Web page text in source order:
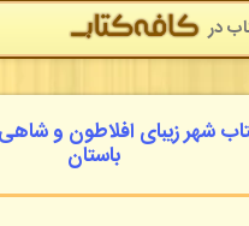
شهر زیبای افلاطون و شاهی
باستان